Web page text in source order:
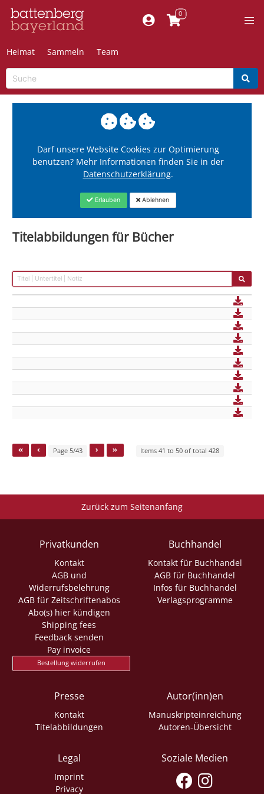
Heimat Sammeln Team
Darf unsere Website Cookies zur Optimierung
benutzen? Mehr Informationen finden Sie in der
Datenschutzerklärung.
Erlauben Ablehnen
Titelabbildungen für Bücher
Page 5/43 Items 41 to 50 of total 428
Zurück zum Seitenanfang
Privatkunden
Kontakt
AGB und
Widerrufsbelehrung
AGB für Zeitschriftenabos
Abo(s) hier kündigen
Shipping fees
Feedback senden
Pay invoice
Bestellung widerrufen
Buchhandel
Kontakt für Buchhandel
AGB für Buchhandel
Infos für Buchhandel
Verlagsprogramme
Presse
Kontakt
Titelabbildungen
Autor(inn)en
Manuskripteinreichung
Autoren-Übersicht
Legal
Imprint
Privacy
Soziale Medien